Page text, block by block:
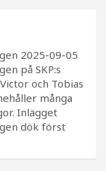
2025-09-05
på SKP:s
och Tobias
många
Inlägget
dök först